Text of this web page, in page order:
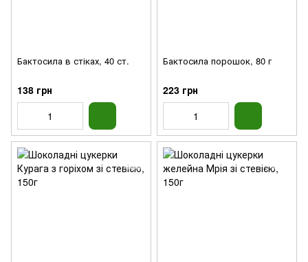
Бактосила в стіках, 40 ст.
138 грн
Бактосила порошок, 80 г
223 грн